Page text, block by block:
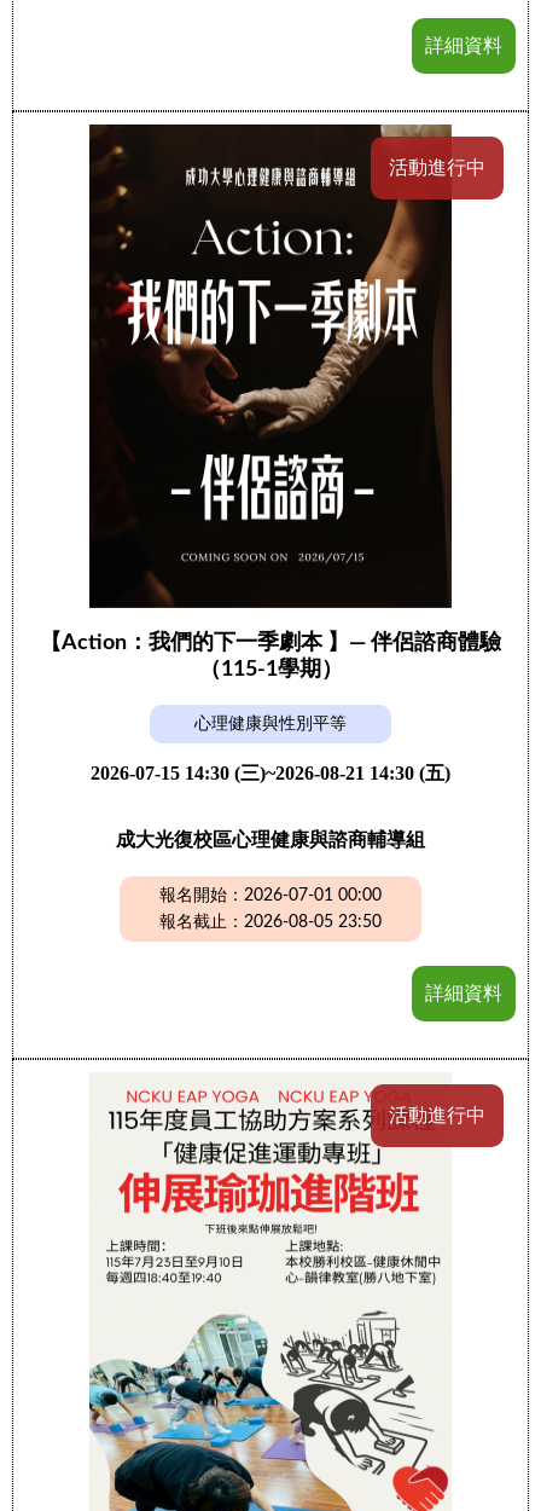
詳細資料
活動進行中
【Action：我們的下一季劇本 】— 伴侶諮商體驗
（115-1學期）
心理健康與性別平等
2026-07-15 14:30 (三)~2026-08-21 14:30 (五)
成大光復校區心理健康與諮商輔導組
報名開始：2026-07-01 00:00
報名截止：2026-08-05 23:50
詳細資料
活動進行中